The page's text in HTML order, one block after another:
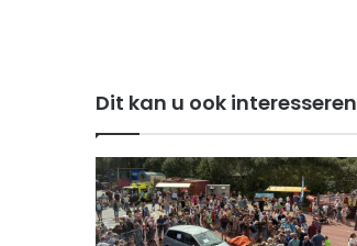
Dit kan u ook interesseren